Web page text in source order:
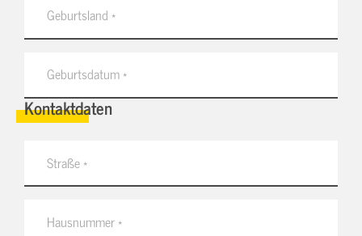
Kontaktdaten